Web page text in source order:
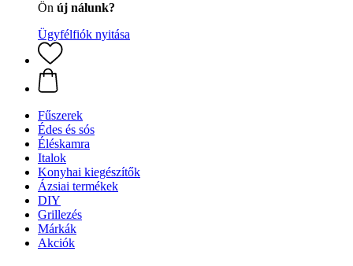
Ön új nálunk?
Ügyfélfiók nyitása
Fűszerek
Édes és sós
Éléskamra
Italok
Konyhai kiegészítők
Ázsiai termékek
DIY
Grillezés
Márkák
Akciók